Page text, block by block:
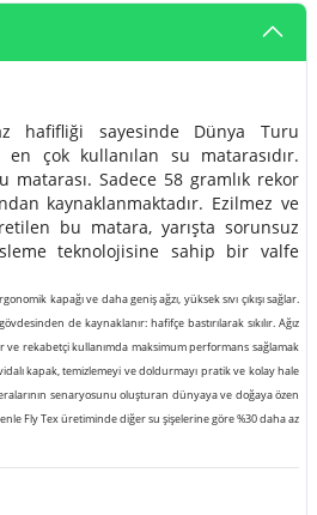
hafifliği sayesinde Dünya Turu
en çok kullanılan su matarasıdır.
Sadece 58 gramlık rekor
kaynaklanmaktadır. Ezilmez ve
bu matara, yarışta sorunsuz
teknolojisine sahip bir valfe
kapağı ve daha geniş ağzı, yüksek sıvı çıkışı sağlar.
de kaynaklanır: hafifçe bastırılarak sıkılır. Ağız
ve rekabetçi kullanımda maksimum performans sağlamak
vidalı kapak, temizlemeyi ve doldurmayı pratik ve kolay hale
senaryosunu oluşturan dünyaya ve doğaya özen
Fly Tex üretiminde diğer su şişelerine göre %30 daha az